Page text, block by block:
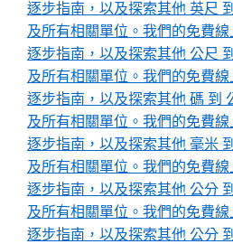
逐步指南，以及探索其他 英尺
及所有相關單位。我們的免費
逐步指南，以及探索其他 公尺
及所有相關單位。我們的免費
逐步指南，以及探索其他 碼 到
及所有相關單位。我們的免費
逐步指南，以及探索其他 毫米
及所有相關單位。我們的免費
逐步指南，以及探索其他 公分
及所有相關單位。我們的免費
逐步指南，以及探索其他 公分